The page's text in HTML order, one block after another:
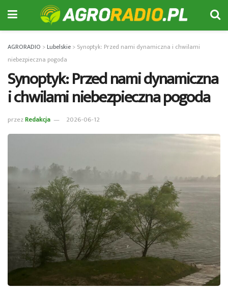
AGRORADIO >Lubelskie > Synoptyk: Przed nami dynamiczna i chwilami
niebezpieczna pogoda
Synoptyk: Przed nami dynamiczna
i chwilami niebezpieczna pogoda
przezRedakcja 2026-06-12